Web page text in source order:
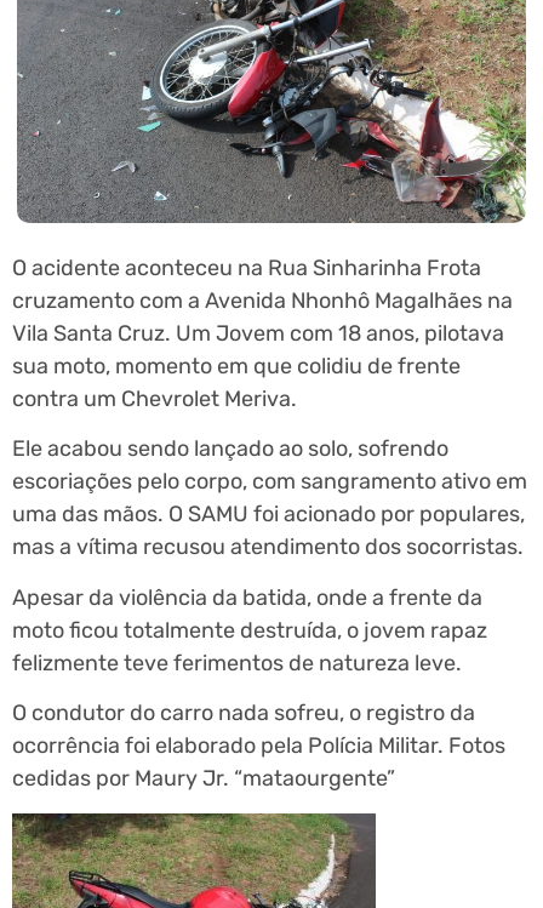
O acidente aconteceu na Rua Sinharinha Frota
cruzamento com a Avenida Nhonhô Magalhães na
Vila Santa Cruz. Um Jovem com 18 anos, pilotava
sua moto, momento em que colidiu de frente
contra um Chevrolet Meriva.
Ele acabou sendo lançado ao solo, sofrendo
escoriações pelo corpo, com sangramento ativo em
uma das mãos. O SAMU foi acionado por populares,
mas a vítima recusou atendimento dos socorristas.
Apesar da violência da batida, onde a frente da
moto ficou totalmente destruída, o jovem rapaz
felizmente teve ferimentos de natureza leve.
O condutor do carro nada sofreu, o registro da
ocorrência foi elaborado pela Polícia Militar. Fotos
cedidas por Maury Jr. “mataourgente”